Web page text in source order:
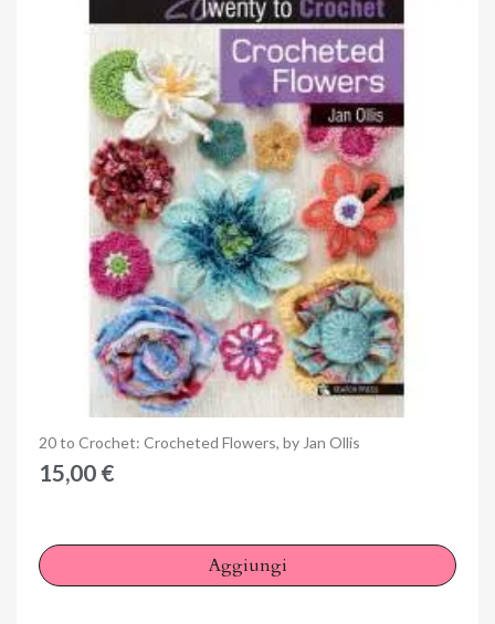
Anteprima
20 to Crochet: Crocheted Flowers, by Jan Ollis
15,00 €
Aggiungi